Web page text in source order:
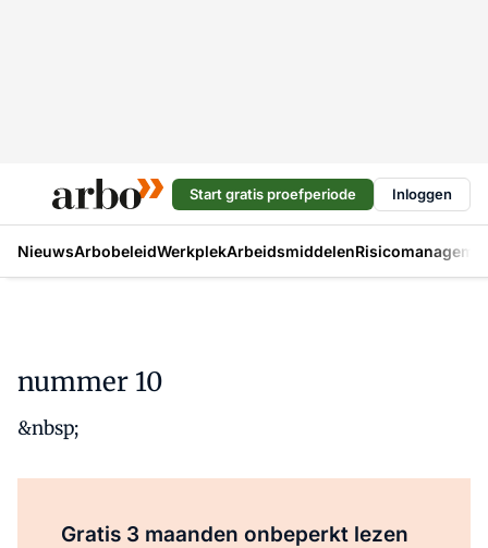
Start gratis proefperiode Inloggen
NieuwsArbobeleidWerkplekArbeidsmiddelen
nummer 10
&nbsp;
Gratis 3 maanden onbeperkt lezen